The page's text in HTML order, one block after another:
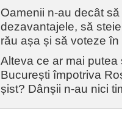
Oamenii n-au decât
dezavantajele, să
rău așa și să voteze
Alteva ce ar mai
București împotriva
șist? Dânșii n-au nici